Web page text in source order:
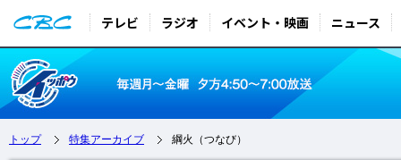
テレビ ラジオ イベント・映画 ニュース
トップ 特集アーカイブ 綱火（つなび）